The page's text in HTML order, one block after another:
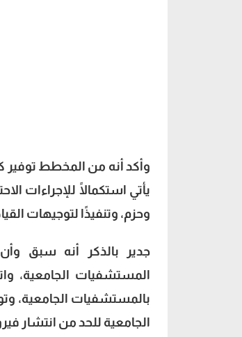
وأكد أنه من المخطط توفير
يأتي استكمالًا للإجراءات
وحزم، وتنفيذًا لتوجيهات
جدير بالذكر أنه سبق وأن
المستشفيات الجامعية،
بالمستشفيات الجامعية،
الجامعية للحد من انتشار